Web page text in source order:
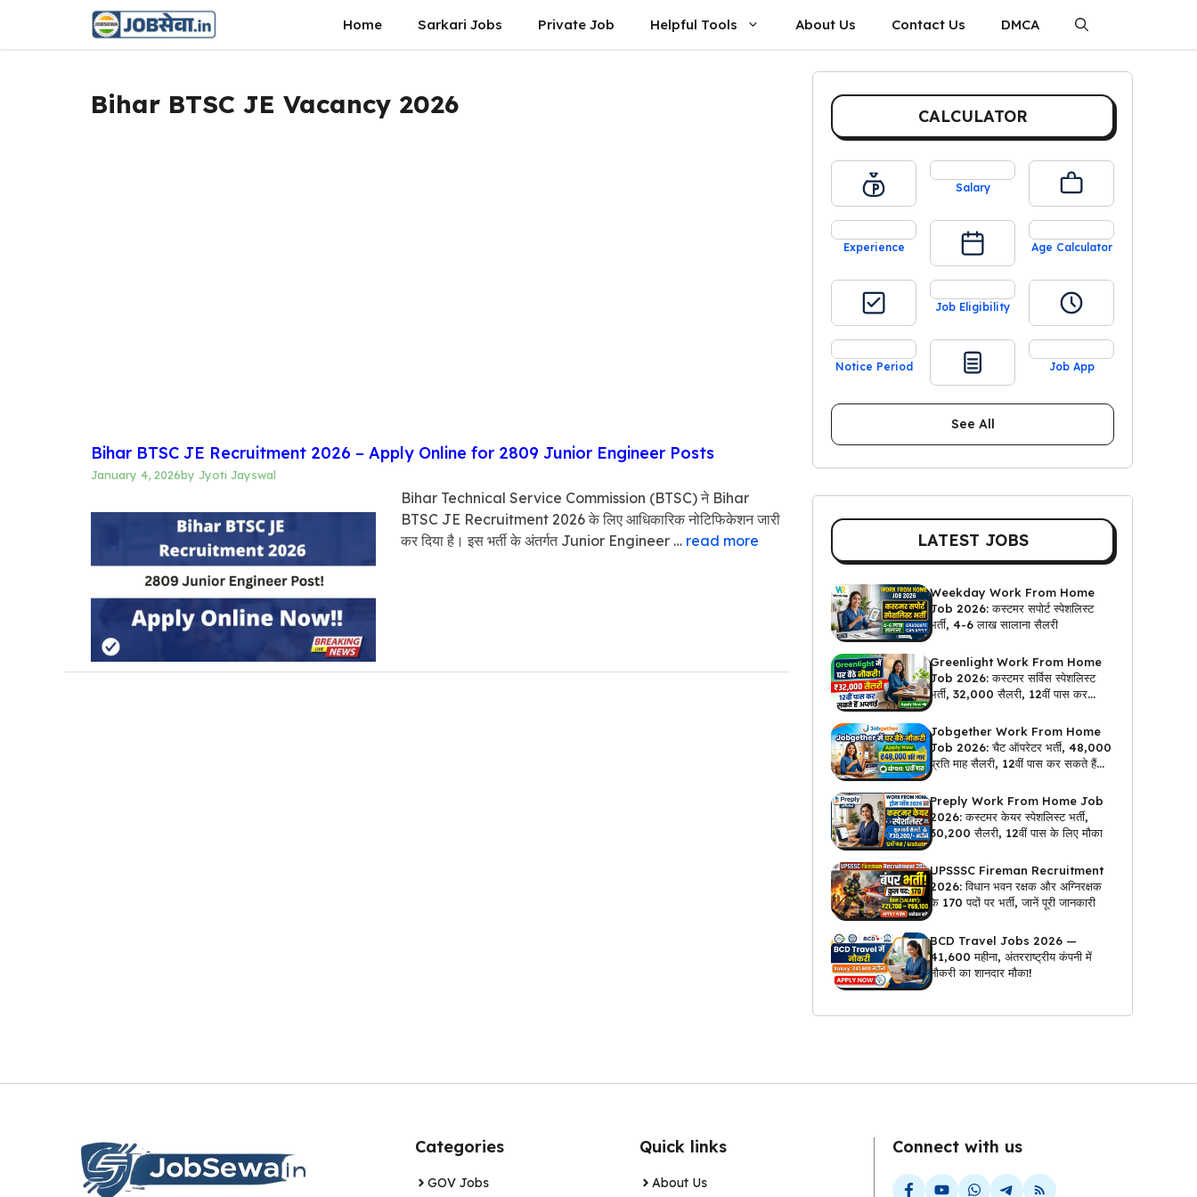
content
Home Sarkari Jobs Private Job Helpful Tools About Us Contact Us DMCA
Bihar BTSC JE Vacancy 2026
Bihar BTSC JE Recruitment 2026 – Apply Online for 2809 Junior Engineer Posts
January 4, 2026by Jyoti Jayswal
Bihar Technical Service Commission (BTSC) ने Bihar
BTSC JE Recruitment 2026 के लिए आधिकारिक नोटिफिकेशन जारी
कर दिया है। इस भर्ती के अंतर्गत Junior Engineer … read more
CALCULATOR
Salary
Experience Age Calculator
Job Eligibility
Notice Period Job App
See All
LATEST JOBS
Weekday Work From Home
Job 2026: कस्टमर सपोर्ट स्पेशलिस्ट
भर्ती, 4-6 लाख सालाना सैलरी
Greenlight Work From Home
Job 2026: कस्टमर सर्विस स्पेशलिस्ट
भर्ती, ₹32,000 सैलरी, 12वीं पास कर
सकते हैं अप्लाई
Jobgether Work From Home
Job 2026: चैट ऑपरेटर भर्ती, ₹48,000
प्रति माह सैलरी, 12वीं पास कर सकते हैं
अप्लाई
Preply Work From Home Job
2026: कस्टमर केयर स्पेशलिस्ट भर्ती,
₹30,200 सैलरी, 12वीं पास के लिए मौका
UPSSSC Fireman Recruitment
2026: विधान भवन रक्षक और अग्निरक्षक
के 170 पदों पर भर्ती, जानें पूरी जानकारी
BCD Travel Jobs 2026 —
₹41,600 महीना, अंतरराष्ट्रीय कंपनी में
नौकरी का शानदार मौका!
Categories
GOV Jobs
Quick links
About Us
Connect with us